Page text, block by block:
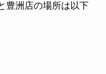
豊洲店の場所は以下